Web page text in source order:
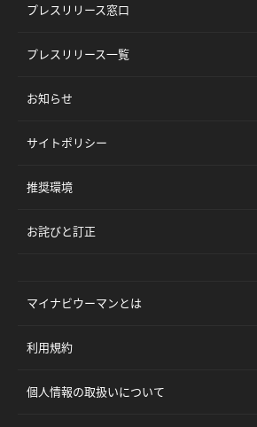
プレスリリース窓口
プレスリリース一覧
お知らせ
サイトポリシー
推奨環境
お詫びと訂正
マイナビウーマンとは
利用規約
個人情報の取扱いについて